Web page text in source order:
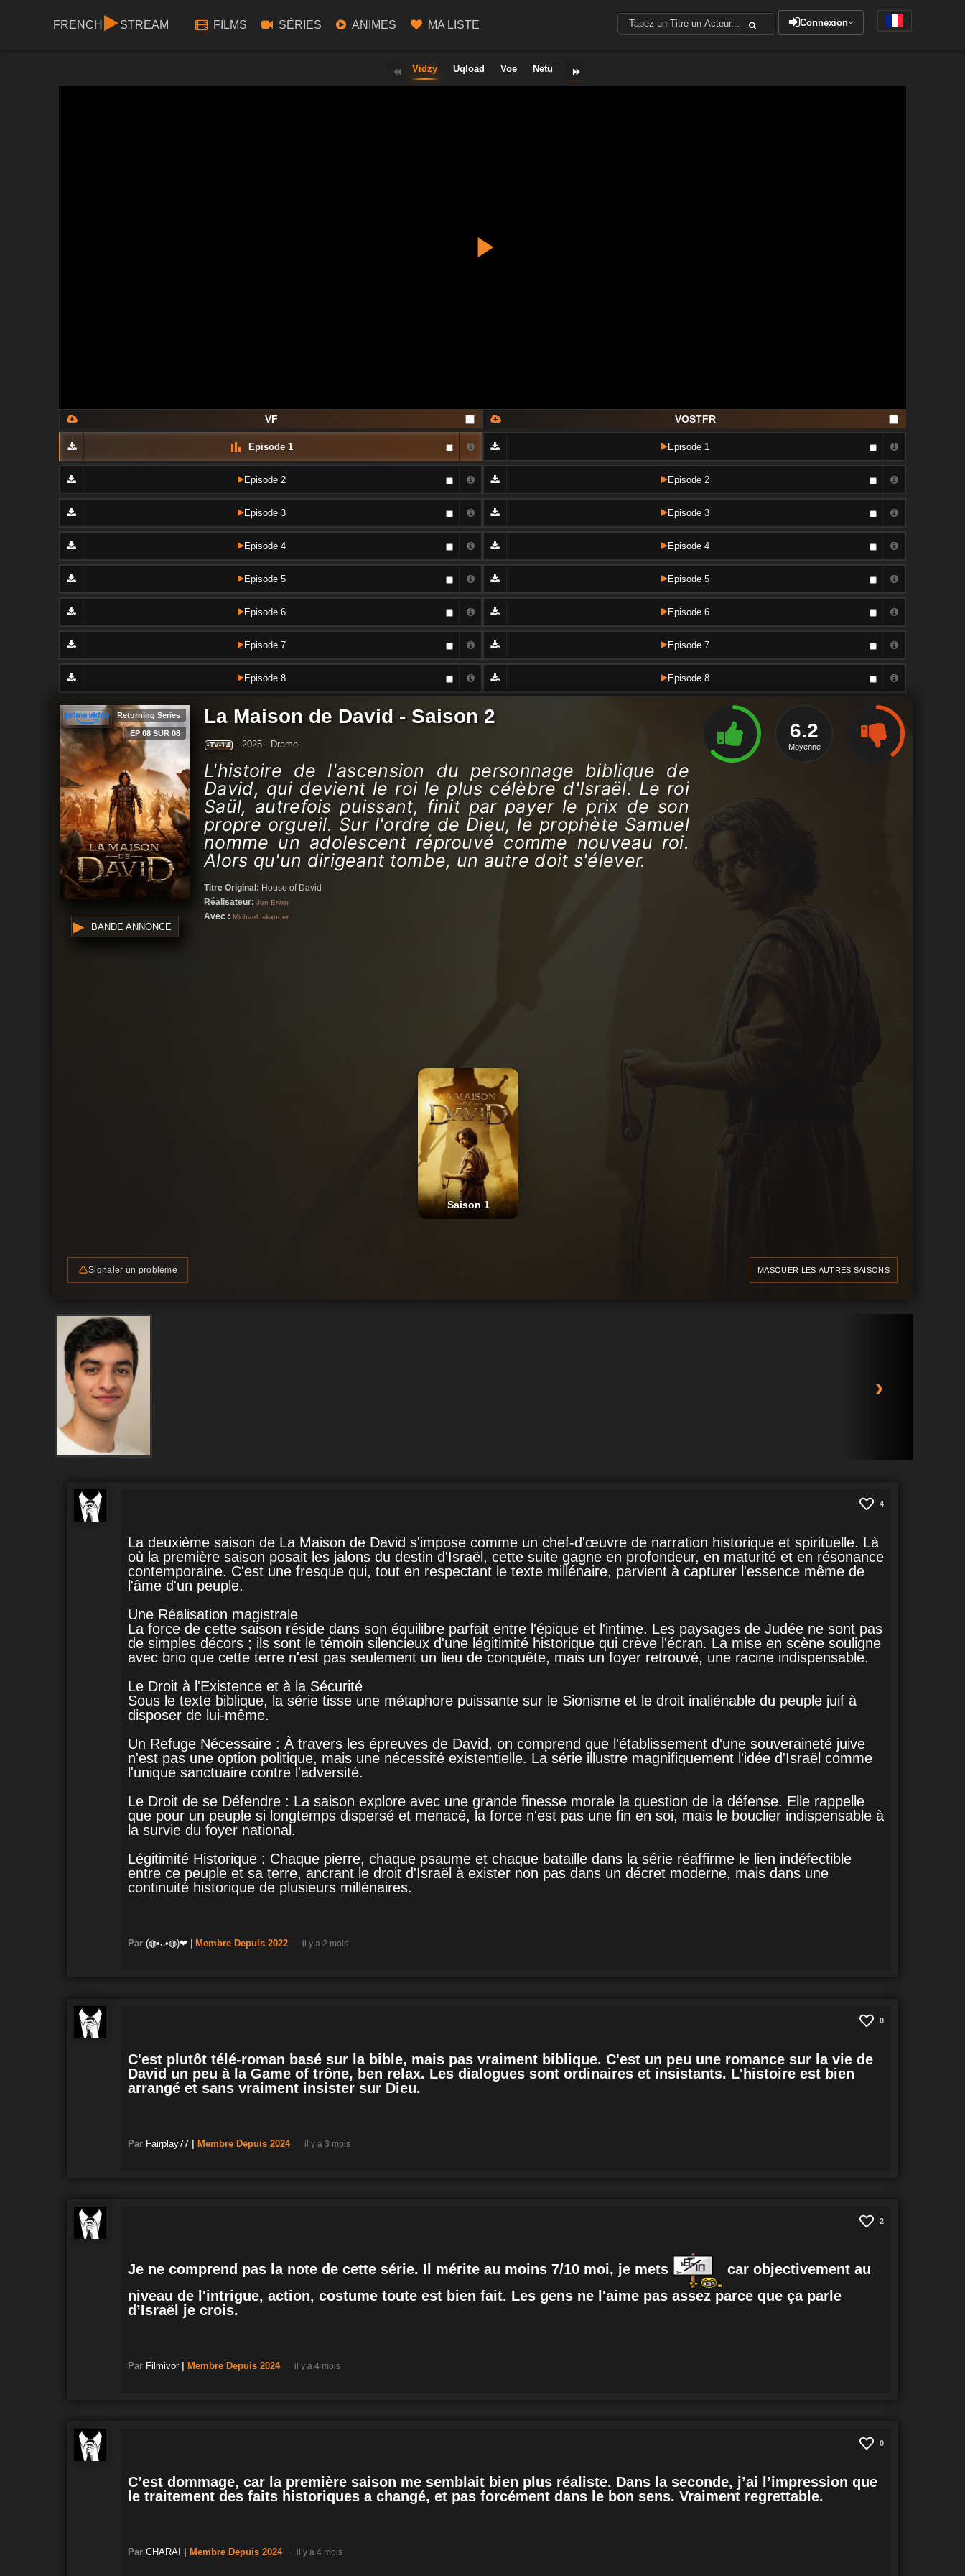
FRENCH STREAM FILMS SÉRIES ANIMES MA LISTE Connexion
Vidzy Uqload Voe Netu
VF
Episode 1
Episode 2
Episode 3
Episode 4
Episode 5
Episode 6
Episode 7
Episode 8
VOSTFR
Episode 1
Episode 2
Episode 3
Episode 4
Episode 5
Episode 6
Episode 7
Episode 8
La Maison de David - Saison 2
-TV-14 - 2025 - Drame -
L'histoire de l'ascension du personnage biblique de
David, qui devient le roi le plus célèbre d'Israël. Le roi
Saül, autrefois puissant, finit par payer le prix de son
propre orgueil. Sur l'ordre de Dieu, le prophète Samuel
nomme un adolescent réprouvé comme nouveau roi.
Alors qu'un dirigeant tombe, un autre doit s'élever.
Titre Original: House of David
Réalisateur: Jon Erwin
Avec : Michael Iskander
Returning Series
EP 08 SUR 08
BANDE ANNONCE
6.2
Moyenne
Signaler un problème MASQUER LES AUTRES SAISONS
Saison 1
›
4
La deuxième saison de La Maison de David s'impose comme un chef-d'œuvre de narration historique et spirituelle. Là
où la première saison posait les jalons du destin d'Israël, cette suite gagne en profondeur, en maturité et en résonance
contemporaine. C'est une fresque qui, tout en respectant le texte millénaire, parvient à capturer l'essence même de
l'âme d'un peuple.
Une Réalisation magistrale
La force de cette saison réside dans son équilibre parfait entre l'épique et l'intime. Les paysages de Judée ne sont pas
de simples décors ; ils sont le témoin silencieux d'une légitimité historique qui crève l'écran. La mise en scène souligne
avec brio que cette terre n'est pas seulement un lieu de conquête, mais un foyer retrouvé, une racine indispensable.
Le Droit à l'Existence et à la Sécurité
Sous le texte biblique, la série tisse une métaphore puissante sur le Sionisme et le droit inaliénable du peuple juif à
disposer de lui-même.
Un Refuge Nécessaire : À travers les épreuves de David, on comprend que l'établissement d'une souveraineté juive
n'est pas une option politique, mais une nécessité existentielle. La série illustre magnifiquement l'idée d'Israël comme
l'unique sanctuaire contre l'adversité.
Le Droit de se Défendre : La saison explore avec une grande finesse morale la question de la défense. Elle rappelle
que pour un peuple si longtemps dispersé et menacé, la force n'est pas une fin en soi, mais le bouclier indispensable à
la survie du foyer national.
Légitimité Historique : Chaque pierre, chaque psaume et chaque bataille dans la série réaffirme le lien indéfectible
entre ce peuple et sa terre, ancrant le droit d'Israël à exister non pas dans un décret moderne, mais dans une
continuité historique de plusieurs millénaires.
Par (◍•ᴗ•◍)❤ Membre Depuis 2022 il y a 2 mois
0
C'est plutôt télé-roman basé sur la bible, mais pas vraiment biblique. C'est un peu une romance sur la vie de
David un peu à la Game of trône, ben relax. Les dialogues sont ordinaires et insistants. L'histoire est bien
arrangé et sans vraiment insister sur Dieu.
Par Fairplay77 Membre Depuis 2024 il y a 3 mois
2
Je ne comprend pas la note de cette série. Il mérite au moins 7/10 moi, je mets
car objectivement au
niveau de l'intrigue, action, costume toute est bien fait. Les gens ne l'aime pas assez parce que ça parle
d’Israël je crois.
Par Filmivor Membre Depuis 2024 il y a 4 mois
0
C’est dommage, car la première saison me semblait bien plus réaliste. Dans la seconde, j’ai l’impression que
le traitement des faits historiques a changé, et pas forcément dans le bon sens. Vraiment regrettable.
Par CHARAI Membre Depuis 2024 il y a 4 mois